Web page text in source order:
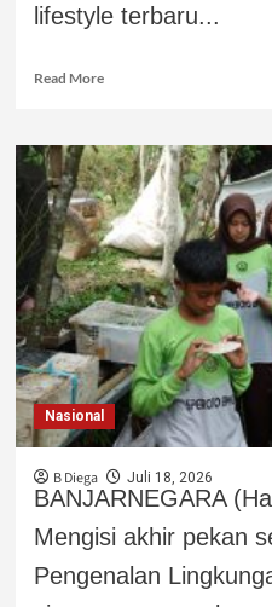
lifestyle terbaru...
Read More
Nasional
B Diega Juli 18, 2026
BANJARNEGARA
Mengisi akhir pekan
Pengenalan